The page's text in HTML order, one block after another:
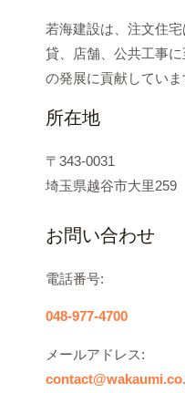
若海建設は、注文住
貸、店舗、公共工事
の発展に貢献していま
所在地
〒343-0031
埼玉県越谷市大里259
お問い合わせ
電話番号:
048-977-4700
メールアドレス: